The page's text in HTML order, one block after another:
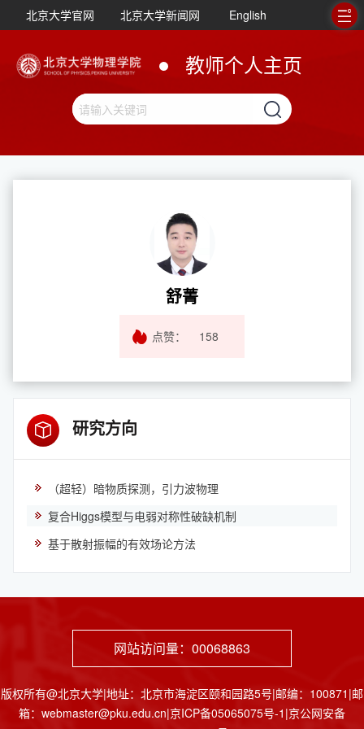
北京大学官网 北京大学新闻网 English
教师个人主页
舒菁
点赞： 158
研究方向
（超轻）暗物质探测，引力波物理
复合Higgs模型与电弱对称性破缺机制
基于散射振幅的有效场论方法
网站访问量： 00068863
版权所有@北京大学|地址：北京市海淀区颐和园路5号|邮编：100871|邮
箱：webmaster@pku.edu.cn|京ICP备05065075号-1|京公网安备